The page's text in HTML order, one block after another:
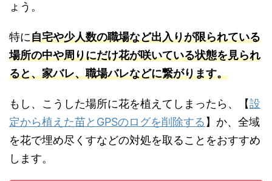
ょう。
特に自宅や少人数の職場など出入りが限られている
場所の中や周りにだけ花が咲いている状態を見られ
ると、家バレ、職場バレなどに繋がります。
もし、こうした場所に花を植えてしまったら、【設
定から植えた苗とGPSのログを削除する 】か、全域
を花で埋め尽くすなどの対処を取ることをおすすめ
します。